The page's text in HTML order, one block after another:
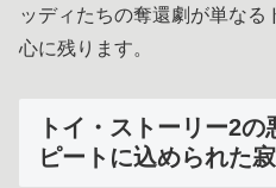
ッディたちの奪還劇が単なる
心に残ります。
トイ・ストーリー2の
ピートに込められた